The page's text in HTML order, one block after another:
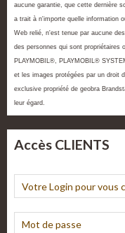
aucune garantie, que cette dernière
a trait à n'importe quelle information
Web relié, n'est tenue par aucune
des personnes qui sont propriétaires
PLAYMOBIL®, PLAYMOBIL®
et les images protégées par un droit
exclusive propriété de geobra
leur égard.
Accès CLIENTS